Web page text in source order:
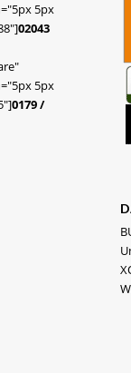
5px
02043
5px
0179 /